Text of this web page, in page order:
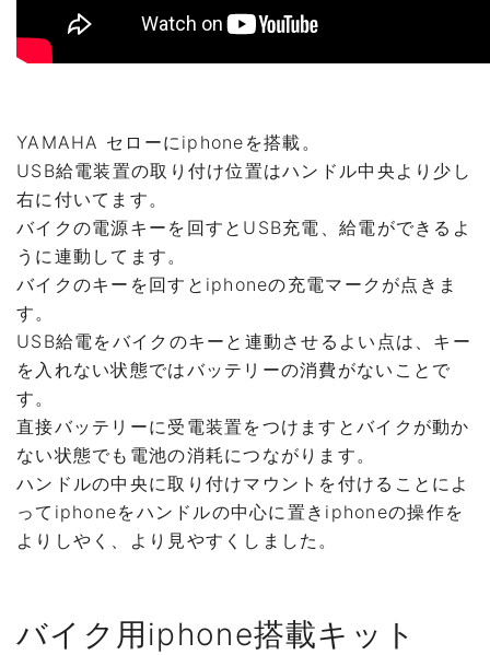
YAMAHA セローにiphoneを搭載。
USB給電装置の取り付け位置はハンドル中央より少し
右に付いてます。
バイクの電源キーを回すとUSB充電、給電ができるよ
うに連動してます。
バイクのキーを回すとiphoneの充電マークが点きま
す。
USB給電をバイクのキーと連動させるよい点は、キー
を入れない状態ではバッテリーの消費がないことで
す。
直接バッテリーに受電装置をつけますとバイクが動か
ない状態でも電池の消耗につながります。
ハンドルの中央に取り付けマウントを付けることによ
ってiphoneをハンドルの中心に置きiphoneの操作を
よりしやく、より見やすくしました。
バイク用iphone搭載キット